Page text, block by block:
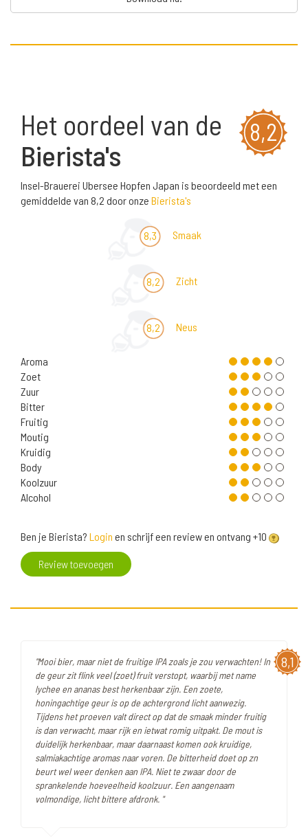
8,2
Het oordeel van de
Bierista's
Insel-Brauerei Ubersee Hopfen Japan is beoordeeld met een
gemiddelde van 8,2 door onze Bierista's
8,3 Smaak
8,2 Zicht
8,2 Neus
Aroma
Zoet
Zuur
Bitter
Fruitig
Moutig
Kruidig
Body
Koolzuur
Alcohol
Ben je Bierista? Login en schrijf een review en ontvang +10
Review toevoegen
8,1
"Mooi bier, maar niet de fruitige IPA zoals je zou verwachten! In
de geur zit flink veel (zoet) fruit verstopt, waarbij met name
lychee en ananas best herkenbaar zijn. Een zoete,
honingachtige geur is op de achtergrond licht aanwezig.
Tijdens het proeven valt direct op dat de smaak minder fruitig
is dan verwacht, maar rijk en ietwat romig uitpakt. De mout is
duidelijk herkenbaar, maar daarnaast komen ook kruidige,
salmiakachtige aromas naar voren. De bitterheid doet op zn
beurt wel weer denken aan IPA. Niet te zwaar door de
sprankelende hoeveelheid koolzuur. Een aangenaam
volmondige, licht bittere afdronk. "